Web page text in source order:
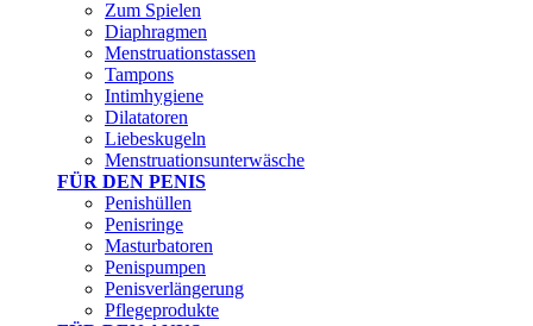
Zum Spielen
Diaphragmen
Menstruationstassen
Tampons
Intimhygiene
Dilatatoren
Liebeskugeln
Menstruationsunterwäsche
FÜR DEN PENIS
Penishüllen
Penisringe
Masturbatoren
Penispumpen
Penisverlängerung
Pflegeprodukte